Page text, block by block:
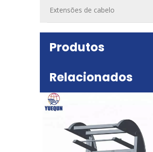
Extensões de cabelo
Produtos
Relacionados